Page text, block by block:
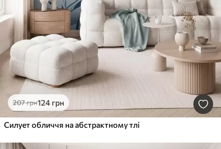
207грн124 грн
Силует обличчя на абстрактному тлі